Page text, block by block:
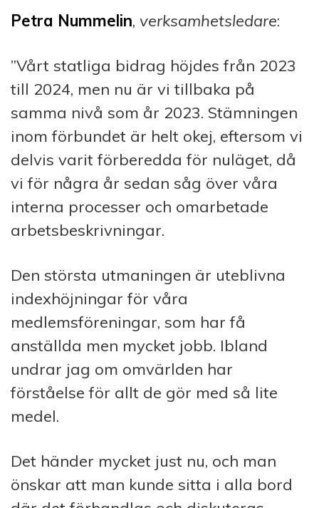
Petra Nummelin, verksamhetsledare:
”Vårt statliga bidrag höjdes från 2023
till 2024, men nu är vi tillbaka på
samma nivå som år 2023. Stämningen
inom förbundet är helt okej, eftersom vi
delvis varit förberedda för nuläget, då
vi för några år sedan såg över våra
interna processer och omarbetade
arbetsbeskrivningar.
Den största utmaningen är uteblivna
indexhöjningar för våra
medlemsföreningar, som har få
anställda men mycket jobb. Ibland
undrar jag om omvärlden har
förståelse för allt de gör med så lite
medel.
Det händer mycket just nu, och man
önskar att man kunde sitta i alla bord